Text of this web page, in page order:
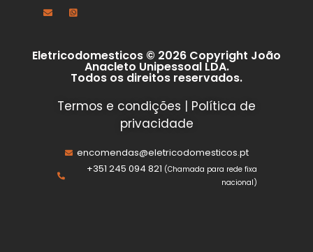
Eletricodomesticos © 2026 Copyright João
Anacleto Unipessoal LDA.
Todos os direitos reservados.
Termos e condições | Política de
privacidade
encomendas@eletricodomesticos.pt
+351 245 094 821 (Chamada para rede fixa
nacional)